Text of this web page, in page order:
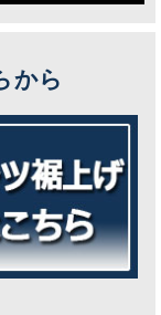
から